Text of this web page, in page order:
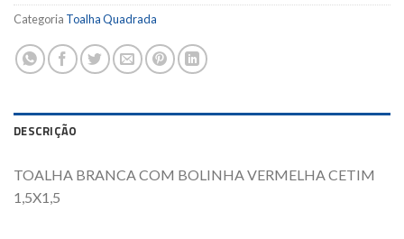
Categoria Toalha Quadrada
DESCRIÇÃO
TOALHA BRANCA COM BOLINHA VERMELHA CETIM
1,5X1,5